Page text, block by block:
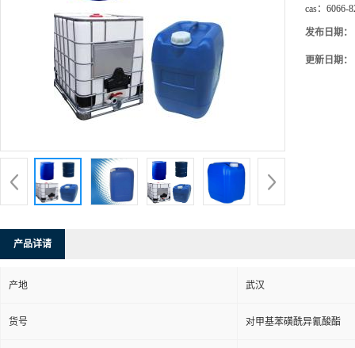
cas： 6066-
发布日期：
更新日期：
产品详请
产地 武汉
货号 对甲基苯磺酰异氰酸酯